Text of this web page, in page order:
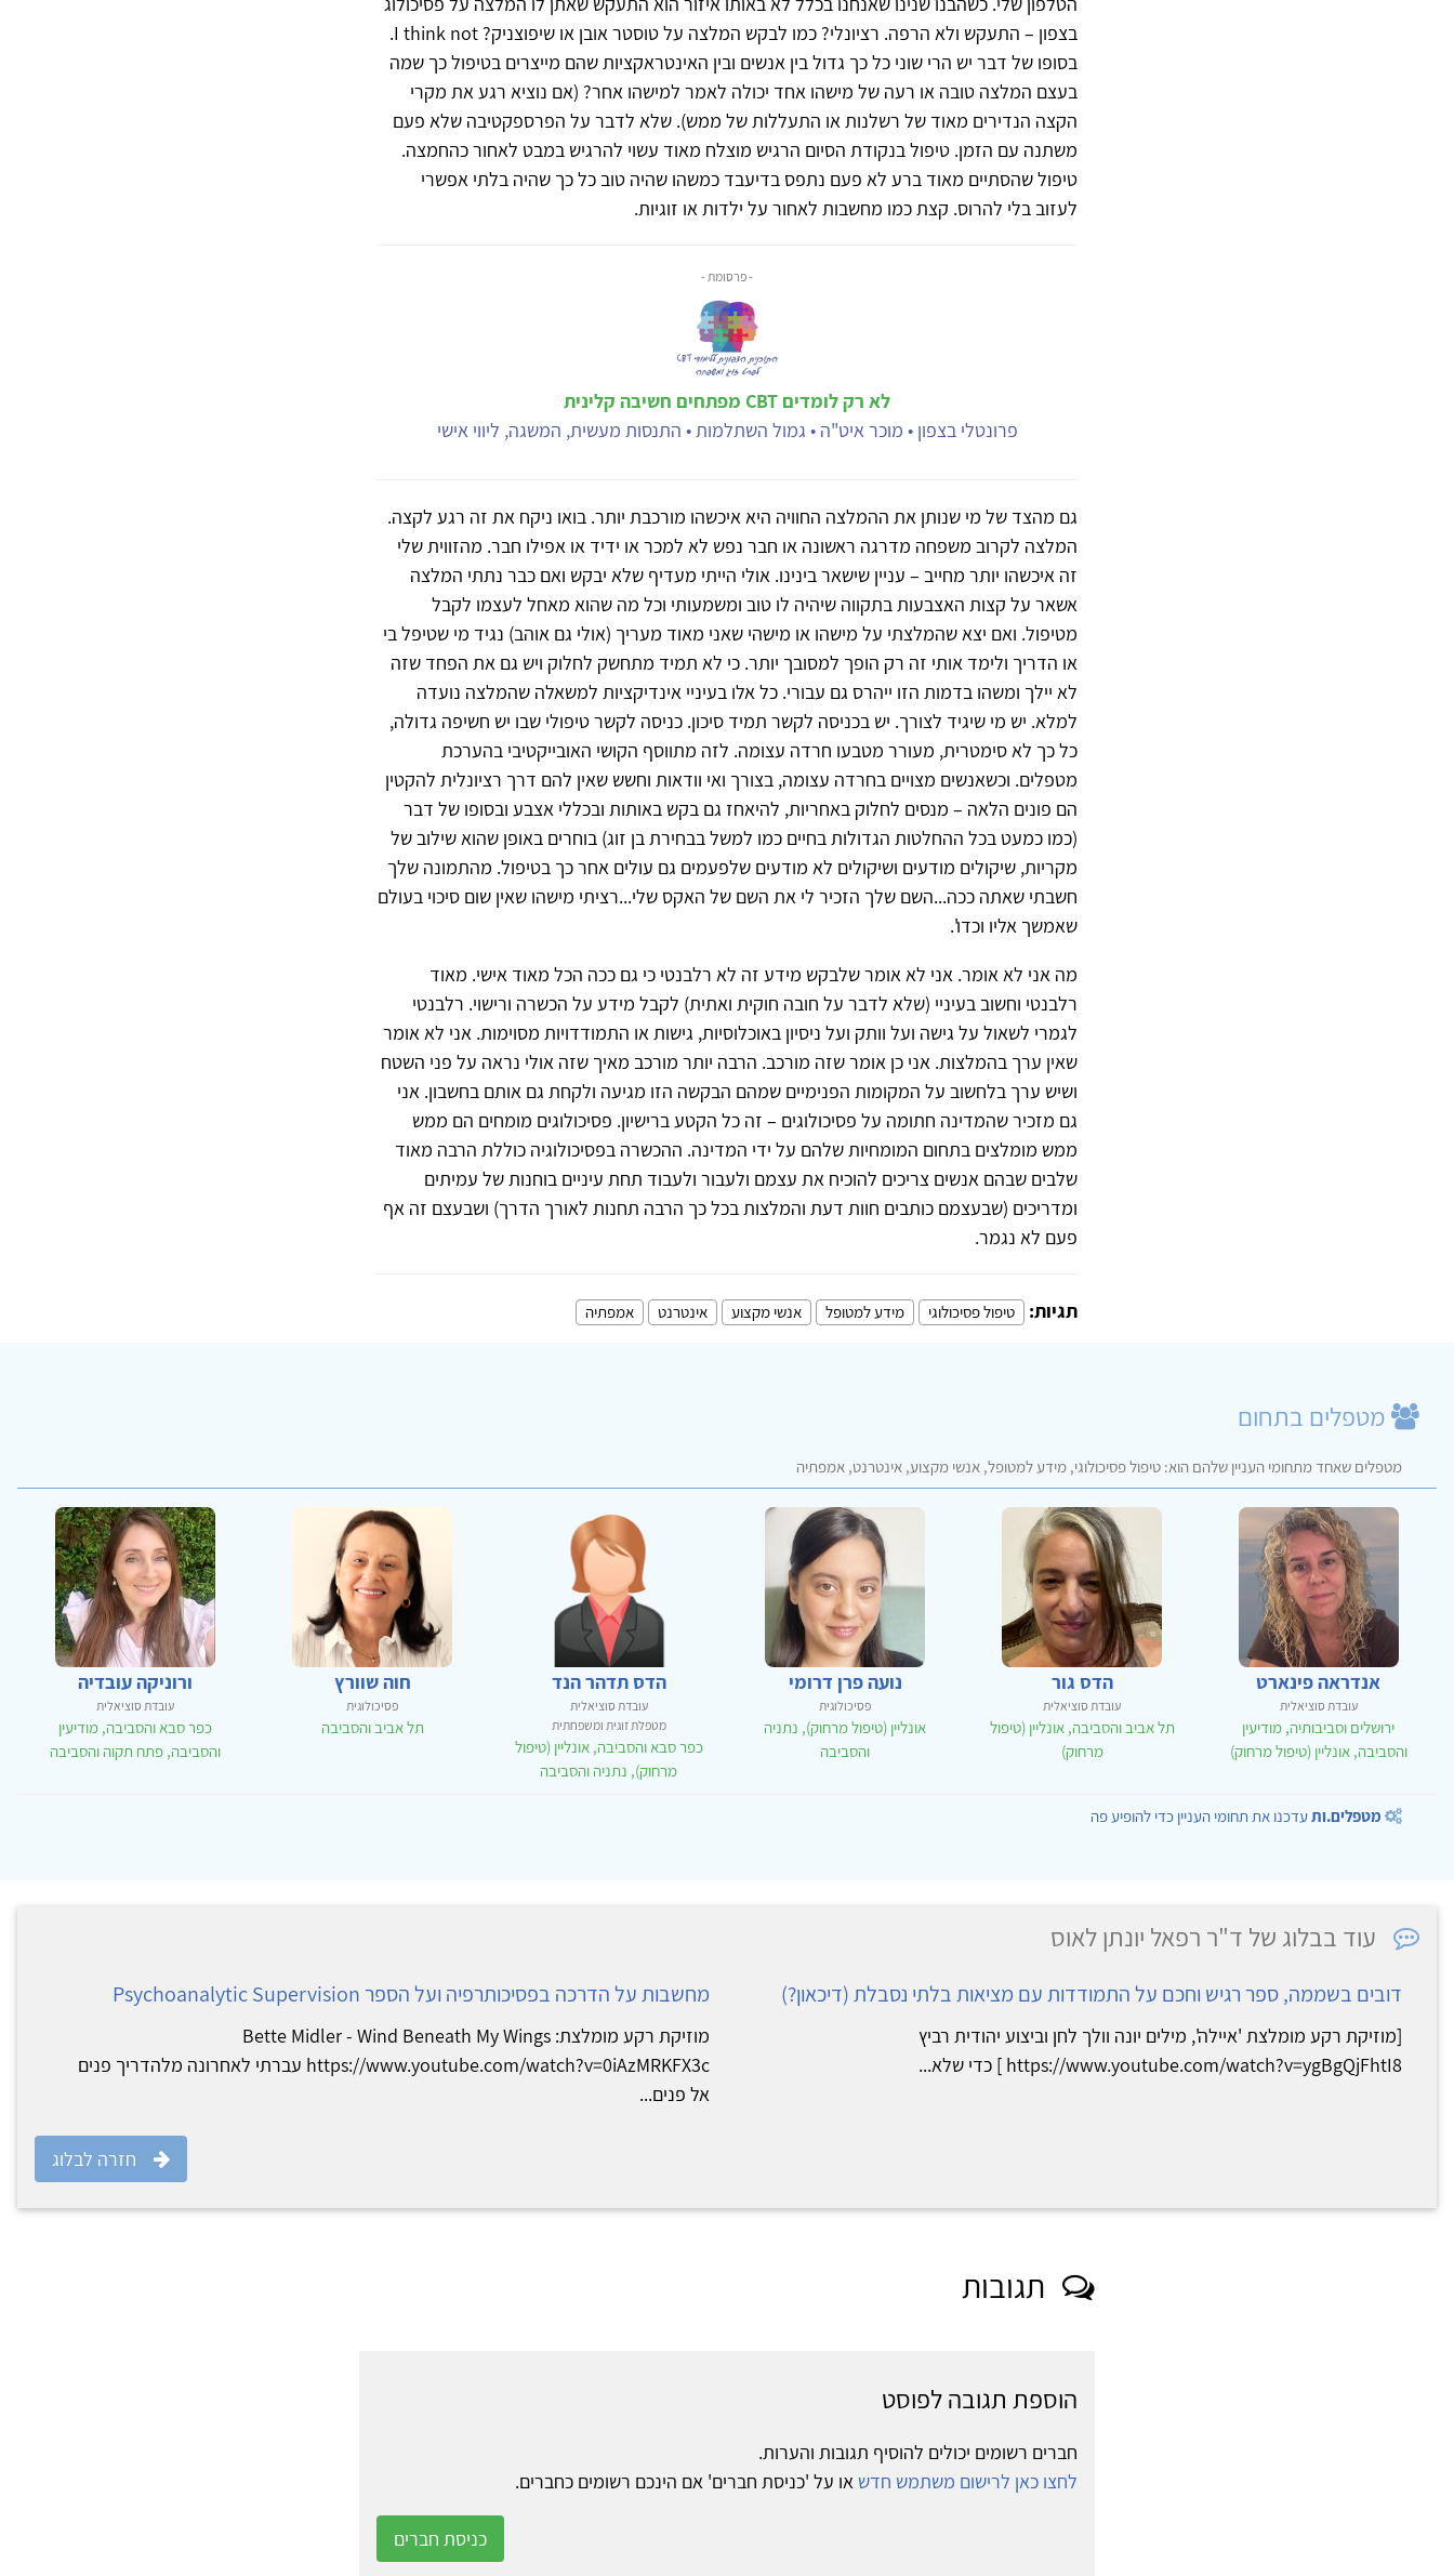
בצפון – התעקש ולא הרפה. רציונלי? כמו לבקש המלצה על טוסטר אובן או שיפוצניק? I think not.
בסופו של דבר יש הרי שוני כל כך גדול בין אנשים ובין האינטראקציות שהם מייצרים בטיפול כך שמה
בעצם המלצה טובה או רעה של מישהו אחד יכולה לאמר למישהו אחר? (אם נוציא רגע את מקרי
הקצה הנדירים מאוד של רשלנות או התעללות של ממש). שלא לדבר על הפרספקטיבה שלא פעם
משתנה עם הזמן. טיפול בנקודת הסיום הרגיש מוצלח מאוד עשוי להרגיש במבט לאחור כהחמצה.
טיפול שהסתיים מאוד ברע לא פעם נתפס בדיעבד כמשהו שהיה טוב כל כך שהיה בלתי אפשרי
לעזוב בלי להרוס. קצת כמו מחשבות לאחור על ילדות או זוגיות.
- פרסומת -
לא רק לומדים CBT מפתחים חשיבה קלינית
פרונטלי בצפון • מוכר איט"ה • גמול השתלמות • התנסות מעשית, המשגה, ליווי אישי
גם מהצד של מי שנותן את ההמלצה החוויה היא איכשהו מורכבת יותר. בואו ניקח את זה רגע לקצה.
המלצה לקרוב משפחה מדרגה ראשונה או חבר נפש לא למכר או ידיד או אפילו חבר. מהזווית שלי
זה איכשהו יותר מחייב – עניין שישאר בינינו. אולי הייתי מעדיף שלא יבקש ואם כבר נתתי המלצה
אשאר על קצות האצבעות בתקווה שיהיה לו טוב ומשמעותי וכל מה שהוא מאחל לעצמו לקבל
מטיפול. ואם יצא שהמלצתי על מישהו או מישהי שאני מאוד מעריך (אולי גם אוהב) נגיד מי שטיפל בי
או הדריך ולימד אותי זה רק הופך למסובך יותר. כי לא תמיד מתחשק לחלוק ויש גם את הפחד שזה
לא יילך ומשהו בדמות הזו ייהרס גם עבורי. כל אלו בעיניי אינדיקציות למשאלה שהמלצה נועדה
למלא. יש מי שיגיד לצורך. יש בכניסה לקשר תמיד סיכון. כניסה לקשר טיפולי שבו יש חשיפה גדולה,
כל כך לא סימטרית, מעורר מטבעו חרדה עצומה. לזה מתווסף הקושי האובייקטיבי בהערכת
מטפלים. וכשאנשים מצויים בחרדה עצומה, בצורך ואי וודאות וחשש שאין להם דרך רציונלית להקטין
הם פונים הלאה – מנסים לחלוק באחריות, להיאחז גם בקש באותות ובכללי אצבע ובסופו של דבר
(כמו כמעט בכל ההחלטות הגדולות בחיים כמו למשל בבחירת בן זוג) בוחרים באופן שהוא שילוב של
מקריות, שיקולים מודעים ושיקולים לא מודעים שלפעמים גם עולים אחר כך בטיפול. מהתמונה שלך
חשבתי שאתה ככה...השם שלך הזכיר לי את השם של האקס שלי...רציתי מישהו שאין שום סיכוי בעולם
שאמשך אליו וכדו'.
מה אני לא אומר. אני לא אומר שלבקש מידע זה לא רלבנטי כי גם ככה הכל מאוד אישי. מאוד
רלבנטי וחשוב בעיניי (שלא לדבר על חובה חוקית ואתית) לקבל מידע על הכשרה ורישוי. רלבנטי
לגמרי לשאול על גישה ועל וותק ועל ניסיון באוכלוסיות, גישות או התמודדויות מסוימות. אני לא אומר
שאין ערך בהמלצות. אני כן אומר שזה מורכב. הרבה יותר מורכב מאיך שזה אולי נראה על פני השטח
ושיש ערך בלחשוב על המקומות הפנימיים שמהם הבקשה הזו מגיעה ולקחת גם אותם בחשבון. אני
גם מזכיר שהמדינה חתומה על פסיכולוגים – זה כל הקטע ברישיון. פסיכולוגים מומחים הם ממש
ממש מומלצים בתחום המומחיות שלהם על ידי המדינה. ההכשרה בפסיכולוגיה כוללת הרבה מאוד
שלבים שבהם אנשים צריכים להוכיח את עצמם ולעבור ולעבוד תחת עיניים בוחנות של עמיתים
ומדריכים (שבעצמם כותבים חוות דעת והמלצות בכל כך הרבה תחנות לאורך הדרך) ושבעצם זה אף
פעם לא נגמר.
תגיות: טיפול פסיכולוגי מידע למטופל אנשי מקצוע אינטרנט אמפתיה
מטפלים בתחום
מטפלים שאחד מתחומי העניין שלהם הוא: טיפול פסיכולוגי, מידע למטופל, אנשי מקצוע, אינטרנט, אמפתיה
אנדראה פינארט
עובדת סוציאלית
ירושלים וסביבותיה, מודיעין
והסביבה, אונליין (טיפול מרחוק)
הדס גור
עובדת סוציאלית
תל אביב והסביבה, אונליין (טיפול
מרחוק)
נועה פרן דרומי
פסיכולוגית
אונליין (טיפול מרחוק), נתניה
והסביבה
הדס תדהר הנד
עובדת סוציאלית
מטפלת זוגית ומשפחתית
כפר סבא והסביבה, אונליין (טיפול
מרחוק), נתניה והסביבה
חוה שוורץ
פסיכולוגית
תל אביב והסביבה
ורוניקה עובדיה
עובדת סוציאלית
כפר סבא והסביבה, מודיעין
והסביבה, פתח תקוה והסביבה
מטפלים.ותעדכנו את תחומי העניין כדי להופיע פה
עוד בבלוג של ד"ר רפאל יונתן לאוס
דובים בשממה, ספר רגיש וחכם על התמודדות עם מציאות בלתי נסבלת (דיכאון?)
[מוזיקת רקע מומלצת 'איילה', מילים יונה וולך לחן וביצוע יהודית רביץ
https://www.youtube.com/watch?v=ygBgQjFhtI8 ] כדי שלא...
מחשבות על הדרכה בפסיכותרפיה ועל הספר Psychoanalytic Supervision
מוזיקת רקע מומלצת: Bette Midler - Wind Beneath My Wings
https://www.youtube.com/watch?v=0iAzMRKFX3c עברתי לאחרונה מלהדריך פנים
אל פנים...
חזרה לבלוג
תגובות
הוספת תגובה לפוסט
חברים רשומים יכולים להוסיף תגובות והערות.
לחצו כאן לרישום משתמש חדש או על 'כניסת חברים' אם הינכם רשומים כחברים.
כניסת חברים